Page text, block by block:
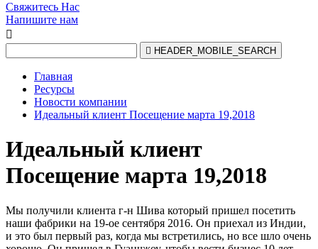
Свяжитесь Нас
Напишите нам

 HEADER_MOBILE_SEARCH
Главная
Ресурсы
Новости компании
Идеальный клиент Посещение марта 19,2018
Идеальный клиент
Посещение марта 19,2018
Мы получили клиента г-н Шива который пришел посетить
наши фабрики на 19-ое сентября 2016. Он приехал из Индии,
и это был первый раз, когда мы встретились, но все шло очень